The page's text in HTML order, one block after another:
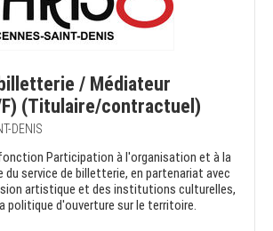
/ Médiateur
(Titulaire/contractuel)
DENIS
Participation à l'organisation et à la
du service de billetterie, en partenariat avec
artistique et des institutions culturelles,
politique d'ouverture sur le territoire.